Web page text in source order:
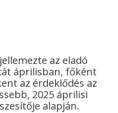
az eladó
áprilisban, főként
az érdeklődés az
2025 áprilisi
alapján.